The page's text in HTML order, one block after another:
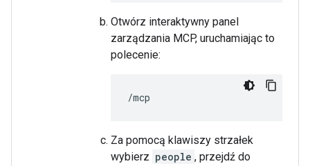
Otwórz interaktywny panel
zarządzania MCP, uruchamiając to
polecenie:
Za pomocą klawiszy strzałek
wybierz people , przejdź do